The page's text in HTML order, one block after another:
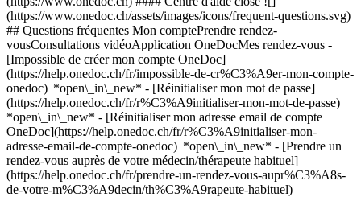
(https://www.onedoc.ch/assets/images/icons/frequent-questions.svg)
## Questions fréquentes Mon comptePrendre rendez-
vousConsultations vidéoApplication OneDocMes rendez-vous -
[Impossible de créer mon compte OneDoc]
(https://help.onedoc.ch/fr/impossible-de-cr%C3%A9er-mon-compte-
onedoc) *open\_in\_new* - [Réinitialiser mon mot de passe]
(https://help.onedoc.ch/fr/r%C3%A9initialiser-mon-mot-de-passe)
*open\_in\_new* - [Réinitialiser mon adresse email de compte
OneDoc](https://help.onedoc.ch/fr/r%C3%A9initialiser-mon-
adresse-email-de-compte-onedoc) *open\_in\_new* - [Prendre un
rendez-vous auprès de votre médecin/thérapeute habituel]
(https://help.onedoc.ch/fr/prendre-un-rendez-vous-aupr%C3%A8s-
de-votre-m%C3%A9decin/th%C3%A9rapeute-habituel)